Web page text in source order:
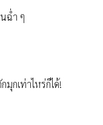
ฉ่ำ ๆ
กเท่าไหร่ก็ได้!